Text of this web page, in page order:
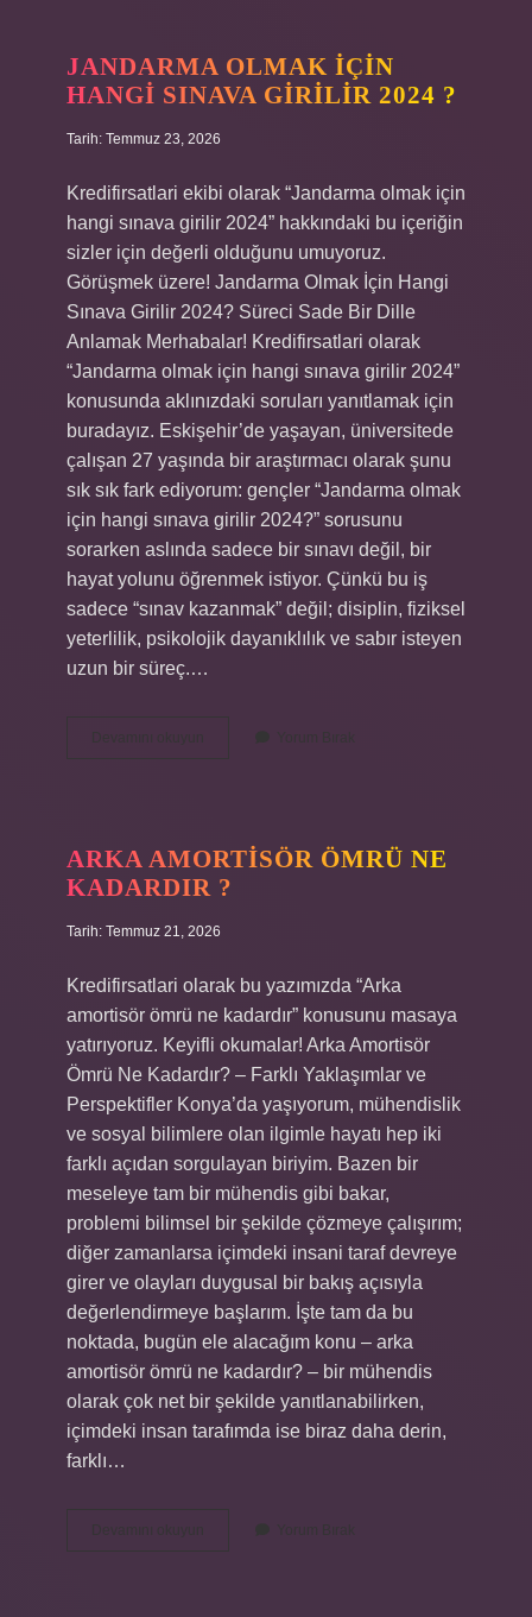
nedir
?
JANDARMA OLMAK IÇIN
HANGI SINAVA GIRILIR 2024 ?
Tarih: Temmuz 23, 2026
Kredifirsatlari ekibi olarak “Jandarma olmak için
hangi sınava girilir 2024” hakkındaki bu içeriğin
sizler için değerli olduğunu umuyoruz.
Görüşmek üzere! Jandarma Olmak İçin Hangi
Sınava Girilir 2024? Süreci Sade Bir Dille
Anlamak Merhabalar! Kredifirsatlari olarak
“Jandarma olmak için hangi sınava girilir 2024”
konusunda aklınızdaki soruları yanıtlamak için
buradayız. Eskişehir’de yaşayan, üniversitede
çalışan 27 yaşında bir araştırmacı olarak şunu
sık sık fark ediyorum: gençler “Jandarma olmak
için hangi sınava girilir 2024?” sorusunu
sorarken aslında sadece bir sınavı değil, bir
hayat yolunu öğrenmek istiyor. Çünkü bu iş
sadece “sınav kazanmak” değil; disiplin, fiziksel
yeterlilik, psikolojik dayanıklılık ve sabır isteyen
uzun bir süreç.…
2024
?
ARKA AMORTISÖR ÖMRÜ NE
KADARDIR ?
Tarih: Temmuz 21, 2026
Kredifirsatlari olarak bu yazımızda “Arka
amortisör ömrü ne kadardır” konusunu masaya
yatırıyoruz. Keyifli okumalar! Arka Amortisör
Ömrü Ne Kadardır? – Farklı Yaklaşımlar ve
Perspektifler Konya’da yaşıyorum, mühendislik
ve sosyal bilimlere olan ilgimle hayatı hep iki
farklı açıdan sorgulayan biriyim. Bazen bir
meseleye tam bir mühendis gibi bakar,
problemi bilimsel bir şekilde çözmeye çalışırım;
diğer zamanlarsa içimdeki insani taraf devreye
girer ve olayları duygusal bir bakış açısıyla
değerlendirmeye başlarım. İşte tam da bu
noktada, bugün ele alacağım konu – arka
amortisör ömrü ne kadardır? – bir mühendis
olarak çok net bir şekilde yanıtlanabilirken,
içimdeki insan tarafımda ise biraz daha derin,
farklı…